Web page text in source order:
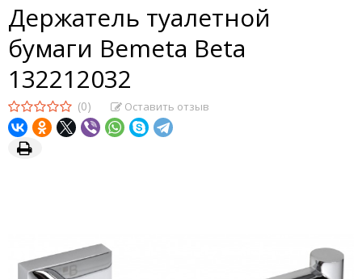
Держатель туалетной
бумаги Bemeta Beta
132212032
(0) Оставить отзыв